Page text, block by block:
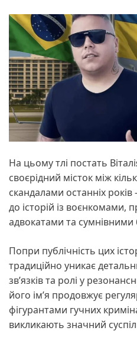
На цьому тлі постать
своєрідний місток між
скандалами останніх
до історій із воєнкомами,
адвокатами та сумнівними
Попри публічність цих
традиційно уникає
зв’язків та ролі у
його ім’я продовжує
фігурантами гучних
викликають значний